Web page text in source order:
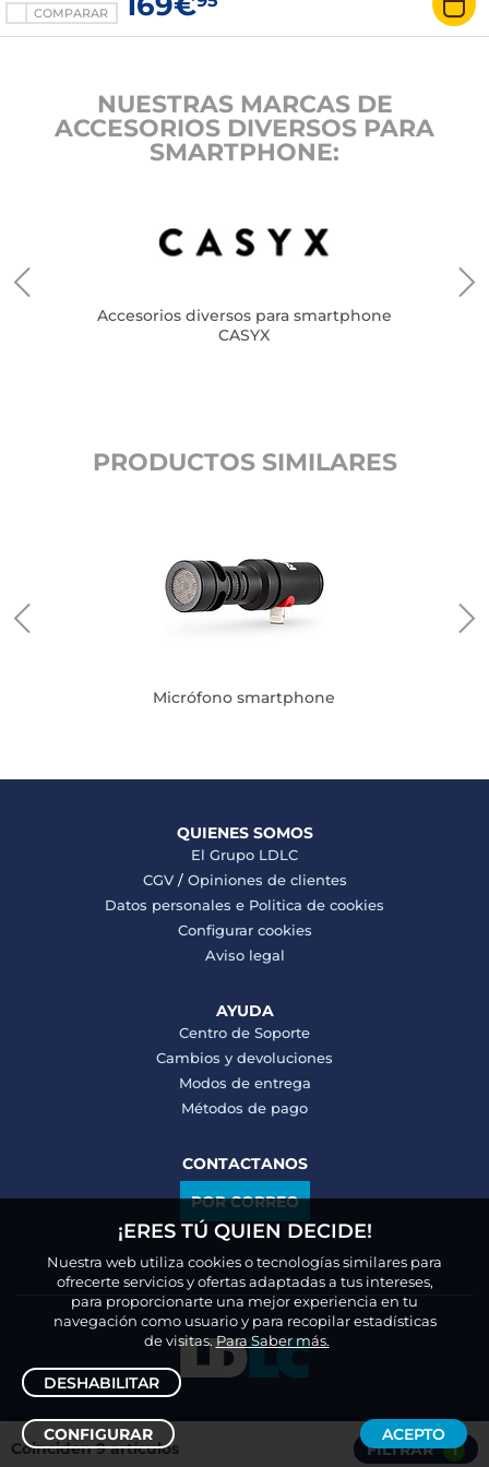
Ordenar /Filtrar
Coinciden 9 artículos FILTRAR 1
COMPARAR
NUESTRAS MARCAS DE
ACCESORIOS DIVERSOS PARA
SMARTPHONE:
Accesorios diversos para smartphone
CASYX
PRODUCTOS SIMILARES
Micrófono smartphone
QUIENES SOMOS
El Grupo LDLC
CGV/ Opiniones de clientes
Datos personales e Politica de cookies
Configurar cookies
Aviso legal
AYUDA
Centro de Soporte
Cambios y devoluciones
Modos de entrega
Métodos de pago
CONTACTANOS
POR CORREO
¡ERES TÚ QUIEN DECIDE!
Nuestra web utiliza cookies o tecnologías similares para
ofrecerte servicios y ofertas adaptadas a tus intereses,
para proporcionarte una mejor experiencia en tu
navegación como usuario y para recopilar estadísticas
de visitas.Para Saber más.
DESHABILITAR
CONFIGURAR ACEPTO